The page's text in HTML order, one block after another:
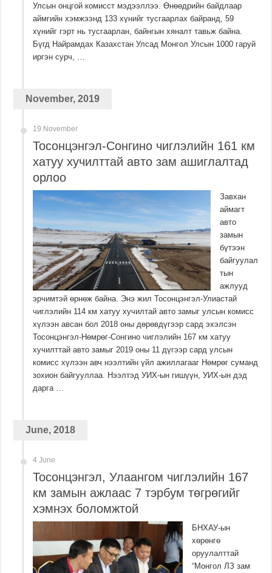
Улсын онцгой комисст мэдээллээ. Өнөөдрийн байдлаар
аймгийн хэмжээнд 133 хүнийг тусгаарлах байранд, 59
хүнийг гэрт нь тусгаарлан, байнгын хяналт тавьж байна.
Бүгд Найрамдах Казахстан Улсад Монгол Улсын 1000 гаруй
иргэн сурч, …
November, 2019
19 November
Тосонцэнгэл-Сонгино чиглэлийн 161 км
хатуу хучилттай авто зам ашиглалтад
орлоо
Завхан
аймагт
авто
замын
бүтээн
байгуулал
тын
ажлууд
эрчимтэй өрнөж байна. Энэ жил Тосонцэнгэл-Улиастай
чиглэлийн 114 км хатуу хучилтай авто замыг улсын комисс
хүлээн авсан бол 2018 оны дөрөвдүгээр сард эхэлсэн
Тосонцэнгэл-Нөмрөг-Сонгино чиглэлийн 167 км хатуу
хучилттай авто замыг 2019 оны 11 дүгээр сард улсын
комисс хүлээн авч нээлтийн үйл ажиллагааг Нөмрөг суманд
зохион байгууллаа. Нээлтэд УИХ-ын гишүүн, УИХ-ын дэд
дарга …
June, 2018
4 June
Тосонцэнгэл, Улаангом чиглэлийн 167
км замын ажлаас 7 тэрбум төгрөгийг
хэмнэх боломжтой
БНХАУ-ын
хөрөнгө
оруулалттай
“Монгол ЛЗ зам